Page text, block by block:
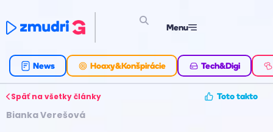
Menu
News Hoaxy&Konšpirácie Tech&Digi
Späť na všetky články Toto takto
Bianka Verešová